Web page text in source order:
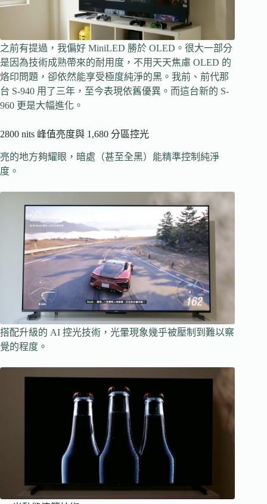
之前有提過，我偏好 MiniLED 勝於 OLED。很大一部分
是因為技術成熟帶來的耐用度，不用天天焦慮 OLED 的
烙印問題，卻依然能享受極度純淨的黑。我前、前代那
台 S-940 用了三年，至今表現依舊優異。而這台新的 S-
960 更是大幅進化。
2800 nits 峰值亮度與 1,680 分區控光
亮的地方夠耀眼，暗處（甚至全黑）能精準控制純淨
度。
搭配升級的 AI 控光技術，光暈現象幾乎被壓制到難以察
覺的程度。